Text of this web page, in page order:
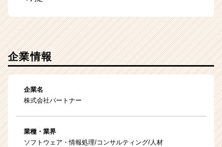
企業情報
企業名
株式会社パートナー
業種・業界
ソフトウェア・情報処理/コンサルティング/人材